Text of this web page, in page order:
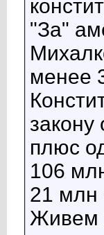
"За"
менее
плюс
106
21 млн
Живем